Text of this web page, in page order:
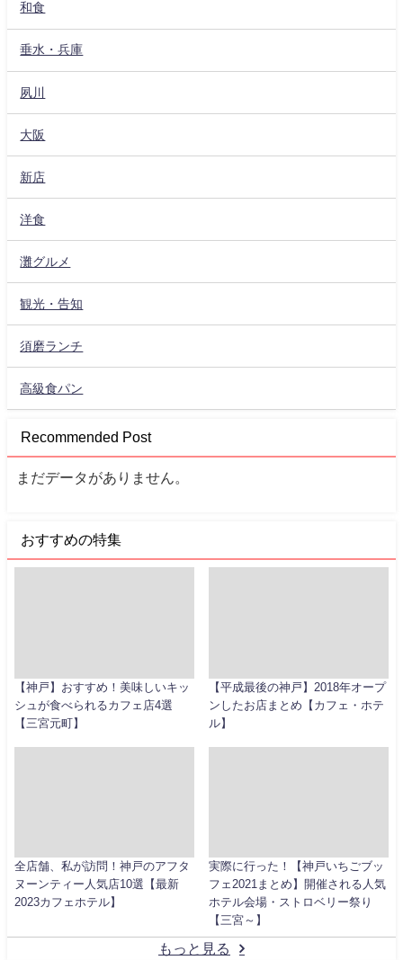
和食
垂水・兵庫
夙川
大阪
新店
洋食
灘グルメ
観光・告知
須磨ランチ
高級食パン
Recommended Post
まだデータがありません。
おすすめの特集
【神戸】おすすめ！美味しいキッ
シュが食べられるカフェ店4選
【三宮元町】
【平成最後の神戸】2018年オープ
ンしたお店まとめ【カフェ・ホテ
ル】
全店舗、私が訪問！神戸のアフタ
ヌーンティー人気店10選【最新
2023カフェホテル】
実際に行った！【神戸いちごブッ
フェ2021まとめ】開催される人気
ホテル会場・ストロベリー祭り
【三宮～】
もっと見る